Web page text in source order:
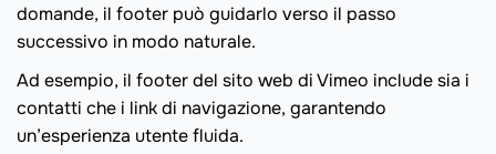
domande, il footer può guidarlo verso il passo
successivo in modo naturale.
Ad esempio, il footer del sito web di Vimeo include sia i
contatti che i link di navigazione, garantendo
un’esperienza utente fluida.